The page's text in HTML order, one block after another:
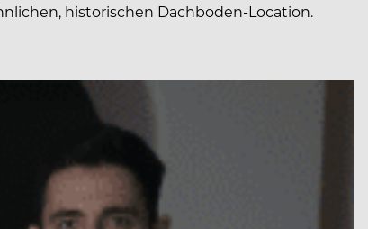
historischen Dachboden-Location.